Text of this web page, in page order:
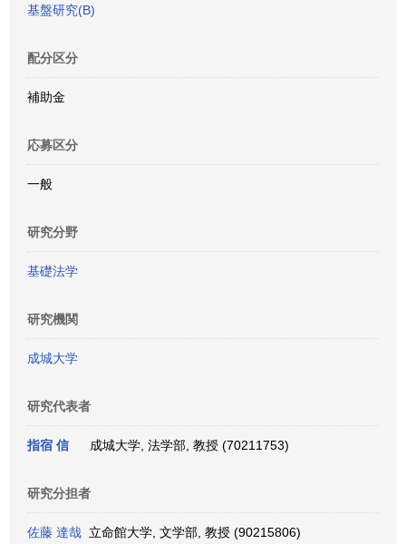
基盤研究(B)
配分区分
補助金
応募区分
一般
研究分野
基礎法学
研究機関
成城大学
研究代表者
指宿 信 成城大学, 法学部, 教授 (70211753)
研究分担者
佐藤 達哉 立命館大学, 文学部, 教授 (90215806)